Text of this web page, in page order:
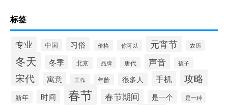
标签
专业 中国 习俗 价格 你可以 元宵节 农历
冬天 冬季 北京 品牌 唐代 声音 孩子
宋代 寓意 工作 年龄 很多人 手机 攻略
新年 时间 春节 春节期间 是一个 是一种